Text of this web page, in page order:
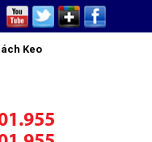
Keo